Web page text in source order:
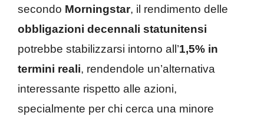
secondo Morningstar, il rendimento delle
obbligazioni decennali statunitensi
potrebbe stabilizzarsi intorno all’1,5% in
termini reali, rendendole un’alternativa
interessante rispetto alle azioni,
specialmente per chi cerca una minore